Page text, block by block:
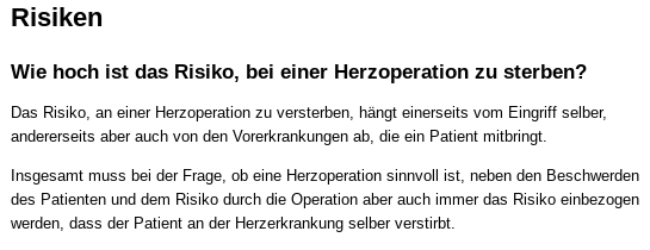
Risiken
Wie hoch ist das Risiko, bei einer Herzoperation zu sterben?
Das Risiko, an einer Herzoperation zu versterben, hängt einerseits vom Eingriff selber,
andererseits aber auch von den Vorerkrankungen ab, die ein Patient mitbringt.
Insgesamt muss bei der Frage, ob eine Herzoperation sinnvoll ist, neben den Beschwerden
des Patienten und dem Risiko durch die Operation aber auch immer das Risiko einbezogen
werden, dass der Patient an der Herzerkrankung selber verstirbt.